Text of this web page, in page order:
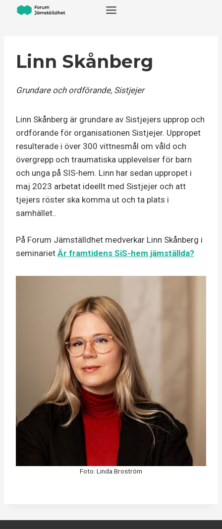
Linn Skånberg
Grundare och ordförande, Sistjejer
Linn Skånberg är grundare av Sistjejers upprop och
ordförande för organisationen Sistjejer. Uppropet
resulterade i över 300 vittnesmål om våld och
övergrepp och traumatiska upplevelser för barn
och unga på SIS-hem. Linn har sedan uppropet i
maj 2023 arbetat ideellt med Sistjejer och att
tjejers röster ska komma ut och ta plats i
samhället..
På Forum Jämställdhet medverkar Linn Skånberg i
seminariet Är framtidens SiS-hem jämställda?
Foto: Linda Broström